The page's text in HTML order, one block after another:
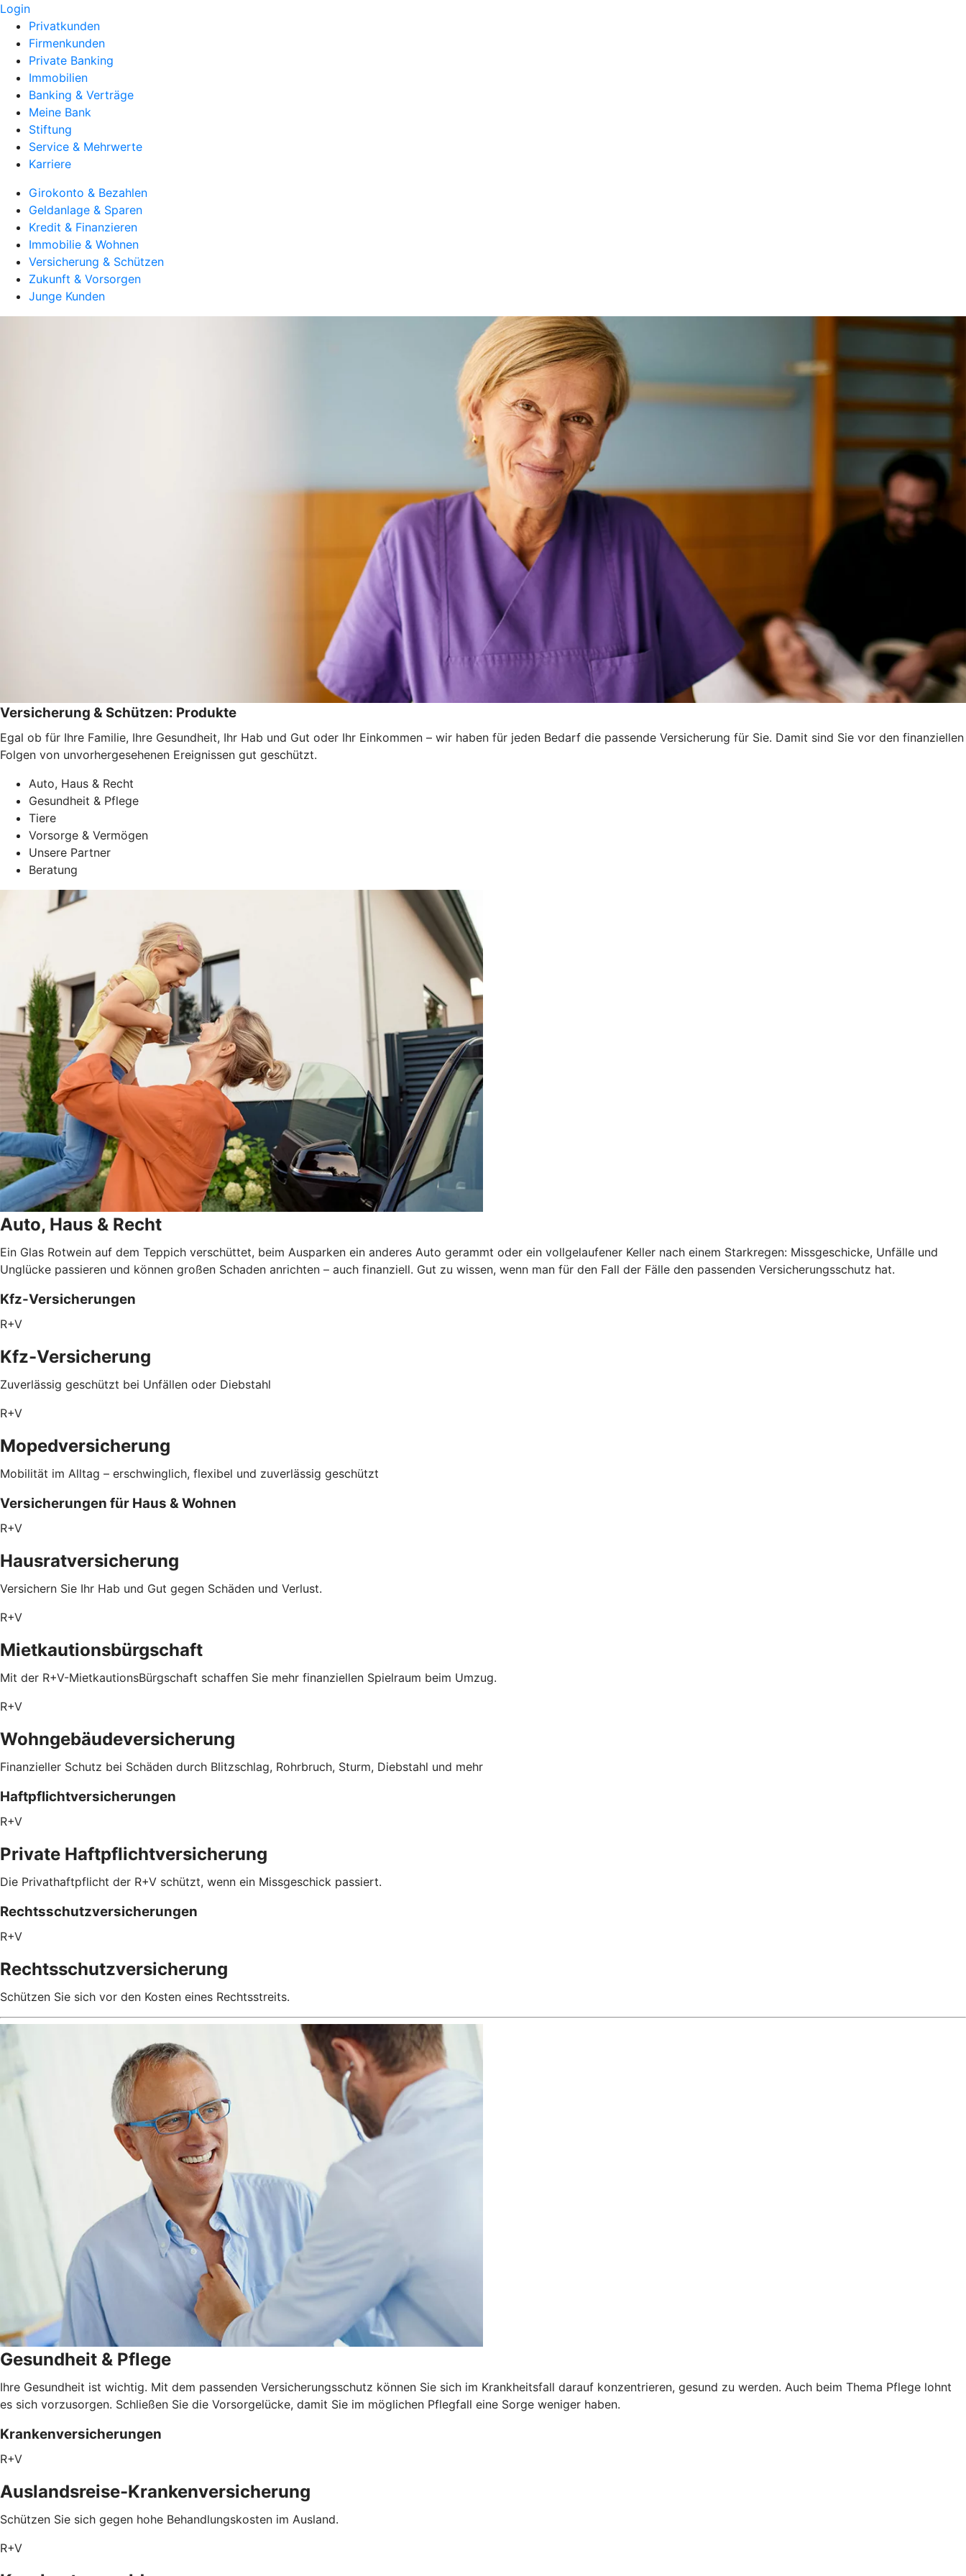
Login
Privatkunden
Firmenkunden
Private Banking
Immobilien
Banking & Verträge
Meine Bank
Stiftung
Service & Mehrwerte
Karriere
Girokonto & Bezahlen
Geldanlage & Sparen
Kredit & Finanzieren
Immobilie & Wohnen
Versicherung & Schützen
Zukunft & Vorsorgen
Junge Kunden
Versicherung & Schützen: Produkte
Egal ob für Ihre Familie, Ihre Gesundheit, Ihr Hab und Gut oder Ihr Einkommen – wir haben für jeden Bedarf die passende Versicherung für Sie. Damit sind Sie vor den finanziellen
Folgen von unvorhergesehenen Ereignissen gut geschützt.
Auto, Haus & Recht
Gesundheit & Pflege
Tiere
Vorsorge & Vermögen
Unsere Partner
Beratung
Auto, Haus & Recht
Ein Glas Rotwein auf dem Teppich verschüttet, beim Ausparken ein anderes Auto gerammt oder ein vollgelaufener Keller nach einem Starkregen: Missgeschicke, Unfälle und
Unglücke passieren und können großen Schaden anrichten – auch finanziell. Gut zu wissen, wenn man für den Fall der Fälle den passenden Versicherungsschutz hat.
Kfz-Versicherungen
R+V
Kfz-Versicherung
Zuverlässig geschützt bei Unfällen oder Diebstahl
R+V
Mopedversicherung
Mobilität im Alltag – erschwinglich, flexibel und zuverlässig geschützt
Versicherungen für Haus & Wohnen
R+V
Hausratversicherung
Versichern Sie Ihr Hab und Gut gegen Schäden und Verlust.
R+V
Mietkautionsbürgschaft
Mit der R+V-MietkautionsBürgschaft schaffen Sie mehr finanziellen Spielraum beim Umzug.
R+V
Wohngebäudeversicherung
Finanzieller Schutz bei Schäden durch Blitzschlag, Rohrbruch, Sturm, Diebstahl und mehr
Haftpflichtversicherungen
R+V
Private Haftpflichtversicherung
Die Privathaftpflicht der R+V schützt, wenn ein Missgeschick passiert.
Rechtsschutzversicherungen
R+V
Rechtsschutzversicherung
Schützen Sie sich vor den Kosten eines Rechtsstreits.
Gesundheit & Pflege
Ihre Gesundheit ist wichtig. Mit dem passenden Versicherungsschutz können Sie sich im Krankheitsfall darauf konzentrieren, gesund zu werden. Auch beim Thema Pflege lohnt
es sich vorzusorgen. Schließen Sie die Vorsorgelücke, damit Sie im möglichen Pflegfall eine Sorge weniger haben.
Krankenversicherungen
R+V
Auslandsreise-Krankenversicherung
Schützen Sie sich gegen hohe Behandlungskosten im Ausland.
R+V